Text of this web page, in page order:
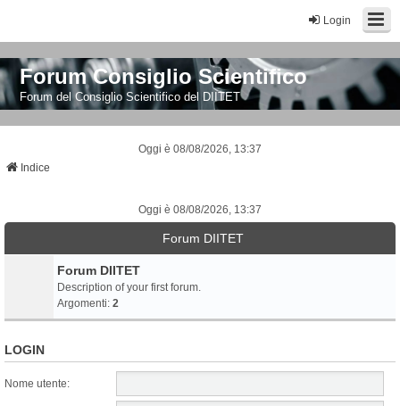
Login
Forum Consiglio Scientifico
Forum del Consiglio Scientifico del DIITET
Oggi è 08/08/2026, 13:37
Indice
Oggi è 08/08/2026, 13:37
Forum DIITET
Forum DIITET
Description of your first forum.
Argomenti: 2
LOGIN
Nome utente: